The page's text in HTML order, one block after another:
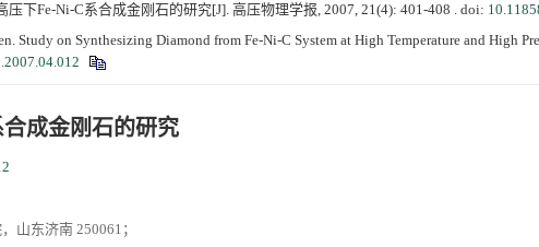
年度优秀审稿人和优秀论文评选结果
会议 第二轮通知
学学术会议第一轮通知
青年编委会招募启事
压下Fe-Ni-C系合成金刚石的研究[J]. 高压物理学报, 2007, 21(4): 401-408 . doi:
Study on Synthesizing Diamond from Fe-Ni-C System at High Temperature and High
成金刚石的研究
山东济南 250061；